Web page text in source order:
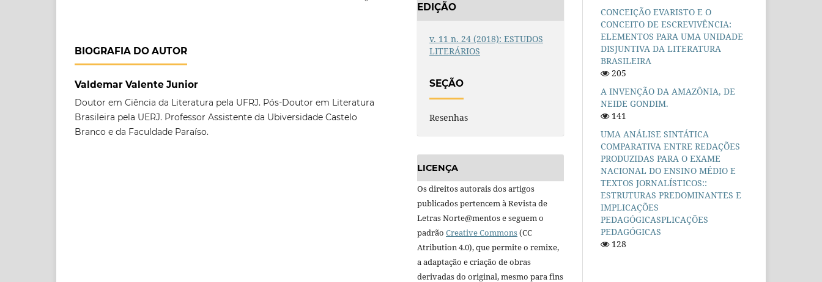
BIOGRAFIA DO AUTOR
Valdemar Valente Junior
Doutor em Ciência da Literatura pela UFRJ. Pós-Doutor em Literatura
Brasileira pela UERJ. Professor Assistente da Ubiversidade Castelo
Branco e da Faculdade Paraíso.
EDIÇÃO
v. 11 n. 24 (2018): ESTUDOS
LITERÁRIOS
SEÇÃO
Resenhas
LICENÇA
Os direitos autorais dos artigos
publicados pertencem à Revista de
Letras Norte@mentos e seguem o
padrão Creative Commons(CC
Atribution 4.0), que permite o remixe,
a adaptação e criação de obras
derivadas do original, mesmo para fins
CONCEIÇÃO EVARISTO E O
CONCEITO DE ESCREVIVÊNCIA:
ELEMENTOS PARA UMA UNIDADE
DISJUNTIVA DA LITERATURA
BRASILEIRA
205
A INVENÇÃO DA AMAZÔNIA, DE
NEIDE GONDIM.
141
UMA ANÁLISE SINTÁTICA
COMPARATIVA ENTRE REDAÇÕES
PRODUZIDAS PARA O EXAME
NACIONAL DO ENSINO MÉDIO E
TEXTOS JORNALÍSTICOS::
ESTRUTURAS PREDOMINANTES E
IMPLICAÇÕES
PEDAGÓGICASPLICAÇÕES
PEDAGÓGICAS
128